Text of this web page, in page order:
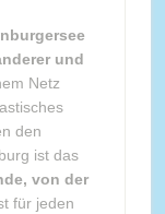
und
Netz
den
ist das
von der
für jeden